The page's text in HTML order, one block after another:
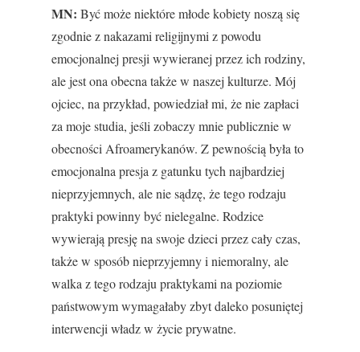
MN: Być może niektóre młode kobiety noszą się
zgodnie z nakazami religijnymi z powodu
emocjonalnej presji wywieranej przez ich rodziny,
ale jest ona obecna także w naszej kulturze. Mój
ojciec, na przykład, powiedział mi, że nie zapłaci
za moje studia, jeśli zobaczy mnie publicznie w
obecności Afroamerykanów. Z pewnością była to
emocjonalna presja z gatunku tych najbardziej
nieprzyjemnych, ale nie sądzę, że tego rodzaju
praktyki powinny być nielegalne. Rodzice
wywierają presję na swoje dzieci przez cały czas,
także w sposób nieprzyjemny i niemoralny, ale
walka z tego rodzaju praktykami na poziomie
państwowym wymagałaby zbyt daleko posuniętej
interwencji władz w życie prywatne.